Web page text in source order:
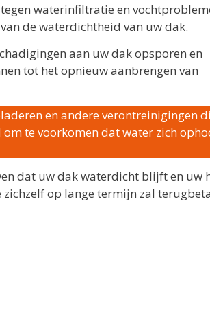
waterinfiltratie en
de waterdichtheid van uw dak.
aan uw dak opsporen en
tot het opnieuw aanbrengen van
en andere verontreinigingen
te voorkomen dat water zich
dat uw dak waterdicht blijft en uw
op lange termijn zal